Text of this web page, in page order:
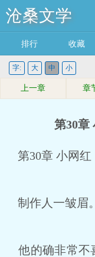
沧桑文学
排行 收藏
字: 大 中 小
上一章 章
第30章
第30章 小网红
制作人一皱眉。
他的确非常不